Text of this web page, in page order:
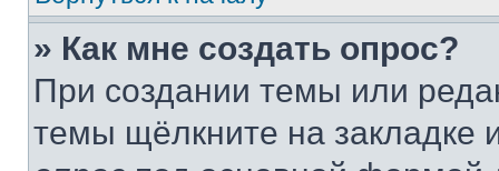
» Как мне создать опрос?
При создании темы или
темы щёлкните на